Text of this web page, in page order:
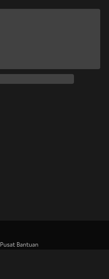
Pusat Bantuan